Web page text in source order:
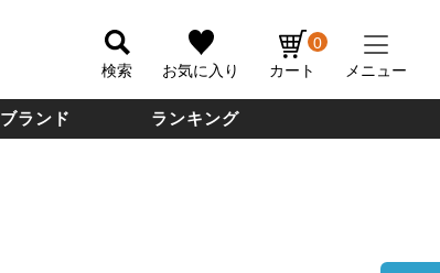
検索 お気に入り カート
0
メニュー
ブランド ランキング